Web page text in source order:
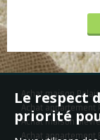
Achat maison
Achat appartement
Achat maison
Achat appartement
Le respect
priorité